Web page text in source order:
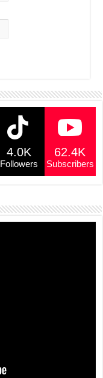
4.0K
Followers
62.4K
Subscribers